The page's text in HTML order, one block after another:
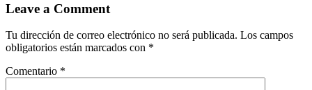
Leave a Comment
Tu dirección de correo electrónico no será publicada. Los campos
obligatorios están marcados con *
Comentario *